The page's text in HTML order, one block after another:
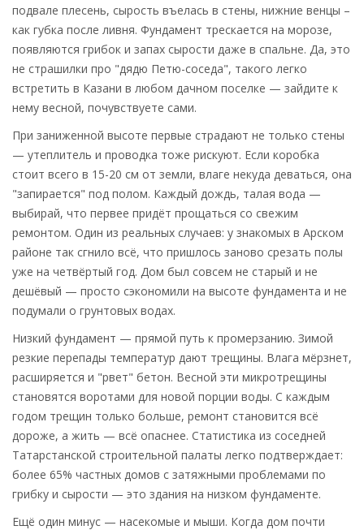
подвале плесень, сырость въелась в стены, нижние венцы –
как губка после ливня. Фундамент трескается на морозе,
появляются грибок и запах сырости даже в спальне. Да, это
не страшилки про "дядю Петю-соседа", такого легко
встретить в Казани в любом дачном поселке — зайдите к
нему весной, почувствуете сами.
При заниженной высоте первые страдают не только стены
— утеплитель и проводка тоже рискуют. Если коробка
стоит всего в 15-20 см от земли, влаге некуда деваться, она
"запирается" под полом. Каждый дождь, талая вода —
выбирай, что первее придёт прощаться со свежим
ремонтом. Один из реальных случаев: у знакомых в Арском
районе так сгнило всё, что пришлось заново срезать полы
уже на четвёртый год. Дом был совсем не старый и не
дешёвый — просто сэкономили на высоте фундамента и не
подумали о грунтовых водах.
Низкий фундамент — прямой путь к промерзанию. Зимой
резкие перепады температур дают трещины. Влага мёрзнет,
расширяется и "рвет" бетон. Весной эти микротрещины
становятся воротами для новой порции воды. С каждым
годом трещин только больше, ремонт становится всё
дороже, а жить — всё опаснее. Статистика из соседней
Татарстанской строительной палаты легко подтверждает:
более 65% частных домов с затяжными проблемами по
грибку и сырости — это здания на низком фундаменте.
Ещё один минус — насекомые и мыши. Когда дом почти